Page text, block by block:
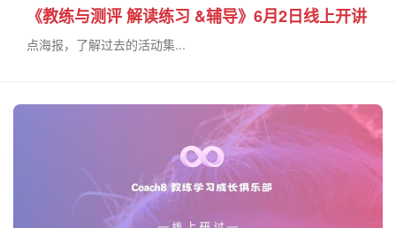
《教练与测评 解读练习 &辅导》6月2日线上开讲
点海报，了解过去的活动集...